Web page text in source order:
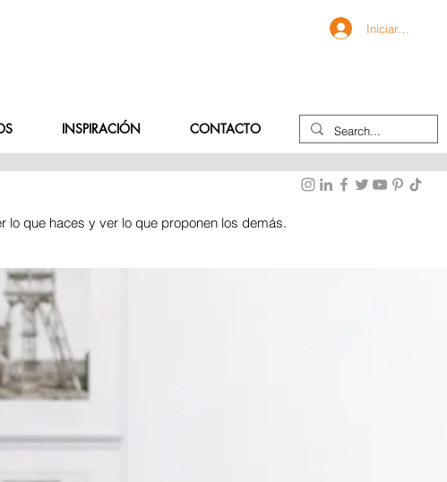
INSPIRACIÓN CONTACTO
Iniciar sesión
lo que haces y ver lo que proponen los demás.